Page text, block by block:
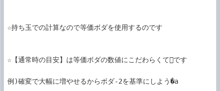
☆持ち玉での計算なので等価ボダを使用するのです
☆【通常時の目安】は等価ボダの数値にこだわらくてです
例)確変で大幅に増やせるからボダ-2を基準にしよう�a